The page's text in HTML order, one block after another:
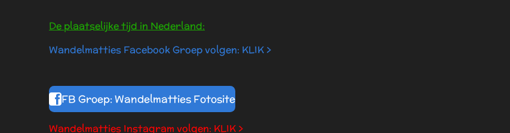
De plaatselijke tijd in Nederland:
Wandelmatties Facebook Groep volgen: KLIK >
FB Groep: Wandelmatties Fotosite
Wandelmatties Instagram volgen: KLIK >